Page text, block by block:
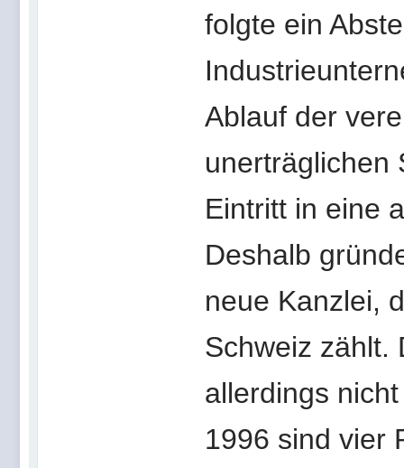
folgte ein
Ablauf der
unerträglichen
Eintritt in eine
Deshalb
neue Kanzlei,
Schweiz zählt.
allerdings
1996 sind vier